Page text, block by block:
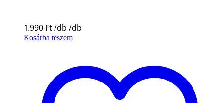
1.990 Ft
Kosárba teszem